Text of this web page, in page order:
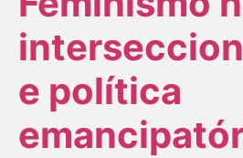
e política